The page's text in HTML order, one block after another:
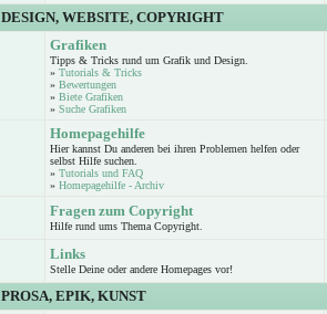
DESIGN, WEBSITE, COPYRIGHT
Grafiken
Tipps & Tricks rund um Grafik und Design.
» Tutorials & Tricks
» Bewertungen
» Biete Grafiken
» Suche Grafiken
Homepagehilfe
Hier kannst Du anderen bei ihren Problemen helfen oder
selbst Hilfe suchen.
» Tutorials und FAQ
» Homepagehilfe - Archiv
Fragen zum Copyright
Hilfe rund ums Thema Copyright.
Links
Stelle Deine oder andere Homepages vor!
PROSA, EPIK, KUNST